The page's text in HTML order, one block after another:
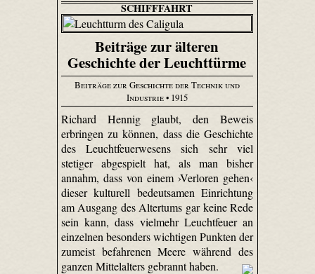
SCHIFFFAHRT
Beiträge zur älteren
Geschichte der Leuchttürme
Beiträge zur Geschichte der Technik und
Industrie• 1915
Richard Hennig glaubt, den Beweis
erbringen zu können, dass die Geschichte
des Leuchtfeuerwesens sich sehr viel
stetiger abgespielt hat, als man bisher
annahm, dass von einem ›Verloren gehen‹
dieser kulturell bedeutsamen Einrichtung
am Ausgang des Altertums gar keine Rede
sein kann, dass vielmehr Leuchtfeuer an
einzelnen besonders wichtigen Punkten der
zumeist befahrenen Meere während des
ganzen Mittelalters gebrannt haben.